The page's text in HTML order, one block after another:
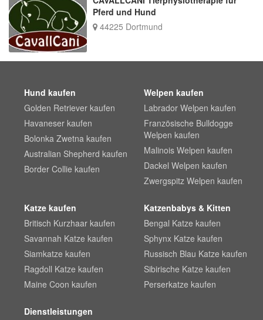
Pferd und Hund
44225 Dortmund
Hund kaufen
Golden Retriever kaufen
Havaneser kaufen
Bolonka Zwetna kaufen
Australian Shepherd kaufen
Border Collie kaufen
Welpen kaufen
Labrador Welpen kaufen
Französische Bulldogge
Welpen kaufen
Malinois Welpen kaufen
Dackel Welpen kaufen
Zwergspitz Welpen kaufen
Katze kaufen
Britisch Kurzhaar kaufen
Savannah Katze kaufen
Siamkatze kaufen
Ragdoll Katze kaufen
Maine Coon kaufen
Katzenbabys & Kitten
Bengal Katze kaufen
Sphynx Katze kaufen
Russisch Blau Katze kaufen
Sibirische Katze kaufen
Perserkatze kaufen
Dienstleistungen